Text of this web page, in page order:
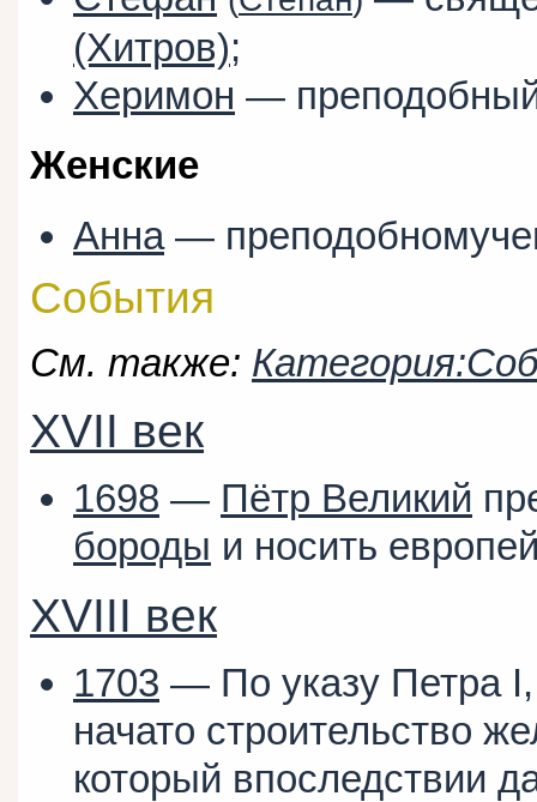
(Хитров);
Херимон —
Женские
Анна—
События
См. также:
XVII век
1698 — Пётр Великий
бороды и носить
XVIII век
1703 — По указу Петра
начато строительство
который впоследствии